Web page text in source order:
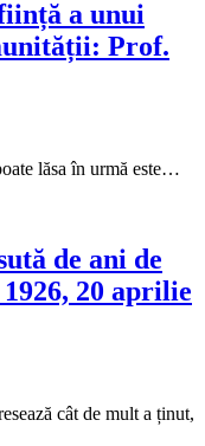
a unui
Prof.
lăsa în urmă este…
de ani de
20 aprilie
cât de mult a ținut,